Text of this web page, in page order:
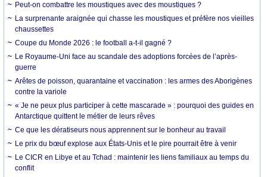
Peut-on combattre les moustiques avec des moustiques ?
La surprenante araignée qui chasse les moustiques et préfère nos vieilles
chaussettes
Coupe du Monde 2026 : le football a-t-il gagné ?
Le Royaume-Uni face au scandale des adoptions forcées de l’après-
guerre
Arêtes de poisson, quarantaine et vaccination : les armes des Aborigènes
contre la variole
« Je ne peux plus participer à cette mascarade » : pourquoi des guides en
Antarctique quittent le métier de leurs rêves
Ce que les dératiseurs nous apprennent sur le bonheur au travail
Le prix du bœuf explose aux États-Unis et le pire pourrait être à venir
Le CICR en Libye et au Tchad : maintenir les liens familiaux au temps du
conflit